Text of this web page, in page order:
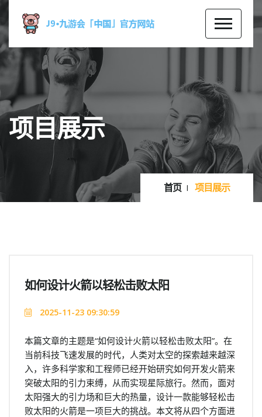
项目展示
首页 项目展示
如何设计火箭以轻松击败太阳
2025-11-23 09:30:59
本篇文章的主题是“如何设计火箭以轻松击败太阳”。在
当前科技飞速发展的时代，人类对太空的探索越来越深
入，许多科学家和工程师已经开始研究如何开发火箭来
突破太阳的引力束缚，从而实现星际旅行。然而，面对
太阳强大的引力场和巨大的热量，设计一款能够轻松击
败太阳的火箭是一项巨大的挑战。本文将从四个方面进